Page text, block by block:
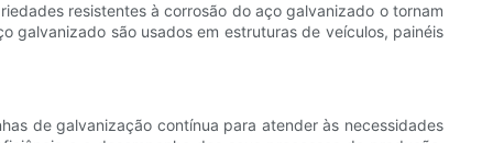
resistentes à corrosão do aço galvanizado o tornam
galvanizado são usados ​​em estruturas de veículos, painéis
de galvanização contínua para atender às necessidades